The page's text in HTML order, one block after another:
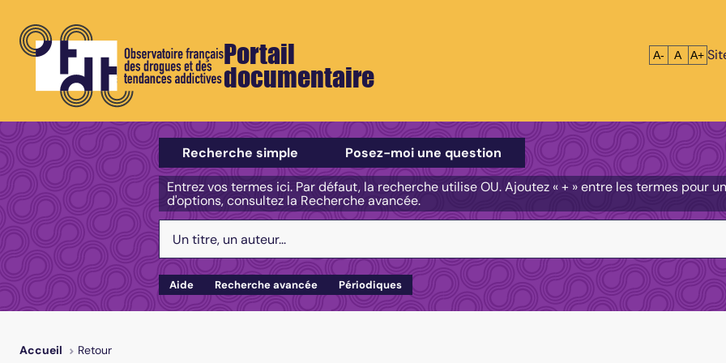
Portail
documentaire
Réduire le
A- A A+
Sélectionner un type de recherche
Recherche simple
Posez-moi une question
Entrez vos termes ici. Par défaut, la recherche utilise OU. Ajoutez « + » entre les termes pour
d'options, consultez la Recherche avancée.
Aide Recherche avancée Périodiques
Accueil Retour